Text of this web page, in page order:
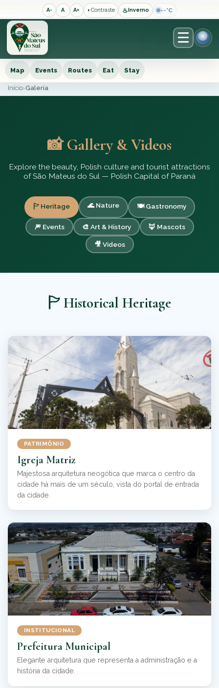
A- A A+ ◐ Contraste ♨ Inverno --°C
Início›Galeria
Map Events Routes Eat Stay
📸 Gallery & Videos
Explore the beauty, Polish culture and tourist attractions
of São Mateus do Sul — Polish Capital of Paraná
🏱️ Heritage 🌊 Nature 🍽️ Gastronomy
🎆 Events 🎨 Art & History 🦊 Mascots
🎥 Videos
🏱️ Historical Heritage
PATRIMÔNIO
Igreja Matriz
Majestosa arquitetura neogótica que marca o centro da
cidade há mais de um século, vista do portal de entrada
da cidade.
INSTITUCIONAL
Prefeitura Municipal
Elegante arquitetura que representa a administração e a
história da cidade.